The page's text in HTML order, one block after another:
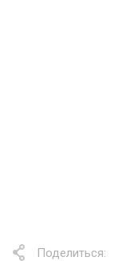
Поделиться: